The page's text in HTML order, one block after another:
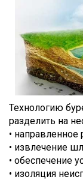
Технологию
разделить на
•
• извлечение
• обеспечение
• изоляция